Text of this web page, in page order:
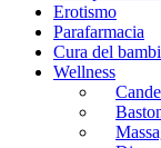
Erotismo
Parafarmacia
Cura del
Wellness